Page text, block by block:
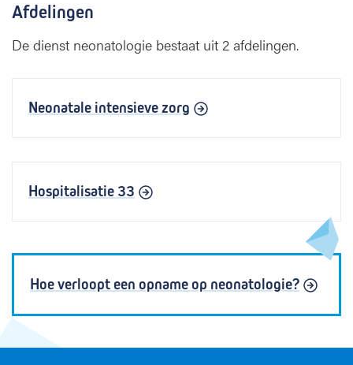
Afdelingen
De dienst neonatologie bestaat uit 2 afdelingen.
Neonatale intensieve zorg
Hospitalisatie 33
Hoe verloopt een opname op neonatologie?